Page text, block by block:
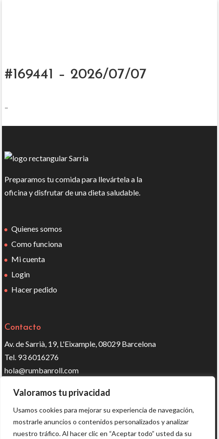
Valoramos tu privacidad
Usamos cookies para mejorar su experiencia de navegación,
mostrarle anuncios o contenidos personalizados y analizar
nuestro tráfico. Al hacer clic en “Aceptar todo” usted da su
#169441 – 2026/07/07
–
Preparamos tu comida para llevártela a la
oficina y disfrutar de una dieta saludable.
Quienes somos
Como funciona
Mi cuenta
Login
Hacer pedido
Contacto
Av. de Sarrià, 19, L'Eixample, 08029 Barcelona
Tel. 93 6016276
hola@rumbanroll.com
Síguenos en redes